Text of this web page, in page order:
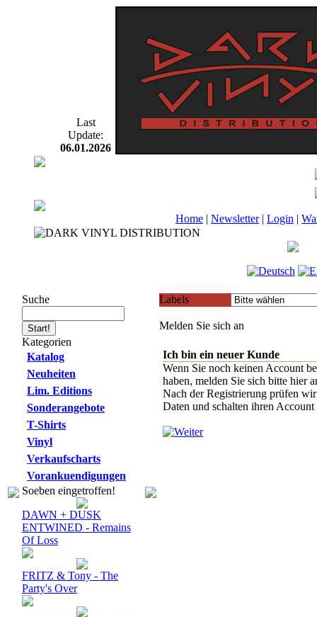
Last
Update:
06.01.2026
Home | Newsletter| Login |
Suche
Kategorien
Katalog
Neuheiten
Lim. Editions
Sonderangebote
T-Shirts
Vinyl
Verkaufscharts
Vorankuendigungen
Soeben eingetroffen!
DAWN + DUSK
ENTWINED - Remains
Of Loss
FRITZ & Tony - The
Party's Over
Labels
Melden Sie sich an
Ich bin ein neuer Kunde
Wenn Sie noch keinen Account
haben, melden Sie sich bitte hier
Nach der Registrierung prüfen
Daten und schalten ihren